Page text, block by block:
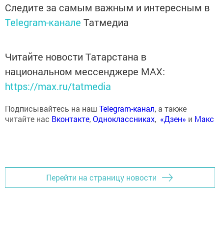
Следите за самым важным и интересным в
Telegram-канале Татмедиа
Читайте новости Татарстана в
национальном мессенджере MАХ:
https://max.ru/tatmedia
Подписывайтесь на наш Telegram-канал, а также
читайте нас Вконтакте,Одноклассниках, «Дзен» и Макс
Перейти на страницу новости